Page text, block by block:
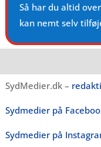
Så har du altid
kan nemt selv
SydMedier.dk –
Sydmedier på
Sydmedier på